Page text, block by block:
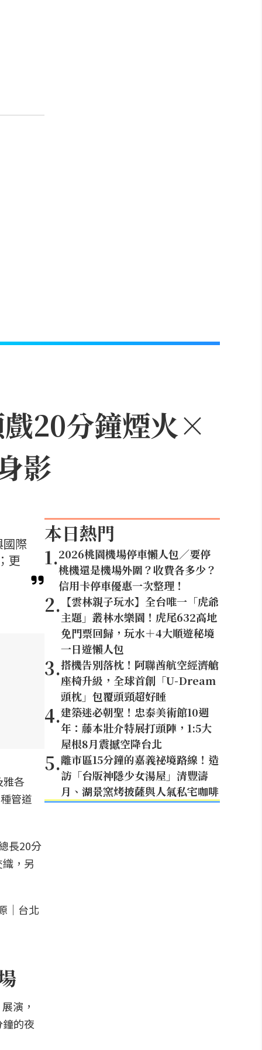
20分鐘煙火×
影
際
更
雅各
管道
長20分
，另
演，
的夜
本日熱門
1.2026桃園機場停車懶人包／要停
桃機還是機場外圍？收費各多少？
信用卡停車優惠一次整理！
2. 【雲林親子玩水】全台唯一「虎爺
主題」叢林水樂園！虎尾632高地
免門票回歸，玩水＋4大順遊秘境
一日遊懶人包
3.搭機告別落枕！阿聯酋航空經濟艙
座椅升級，全球首創「U-Dream
頭枕」包覆頭頸超好睡
4.建築迷必朝聖！忠泰美術館10週
年：藤本壯介特展打頭陣，1:5大
屋根8月震撼空降台北
5.離市區15分鐘的嘉義祕境路線！造
訪「台版神隱少女湯屋」清豐濤
月、湖景窯烤披薩與人氣私宅咖啡